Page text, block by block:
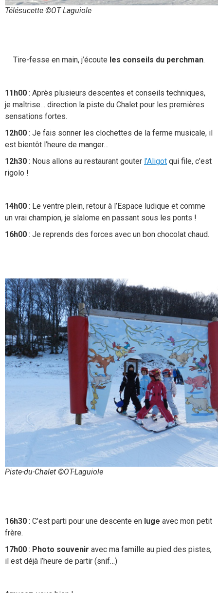
Télésucette ©OT Laguiole
Tire-fesse en main, j’écoute les conseils du perchman.
11h00 : Après plusieurs descentes et conseils techniques,
je maîtrise… direction la piste du Chalet pour les premières
sensations fortes.
12h00 : Je fais sonner les clochettes de la ferme musicale, il
est bientôt l’heure de manger…
12h30 : Nous allons au restaurant gouter l’Aligot qui file, c’est
rigolo !
14h00 : Le ventre plein, retour à l’Espace ludique et comme
un vrai champion, je slalome en passant sous les ponts !
16h00 : Je reprends des forces avec un bon chocolat chaud.
Piste-du-Chalet ©OT-Laguiole
16h30 : C’est parti pour une descente en luge avec mon petit
frère.
17h00 : Photo souvenir avec ma famille au pied des pistes,
il est déjà l’heure de partir (snif…)